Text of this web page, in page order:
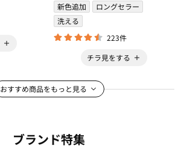
新色追加
ロングセラー
洗える
223件
チラ見をする
おすすめ商品をもっと見る
ブランド特集